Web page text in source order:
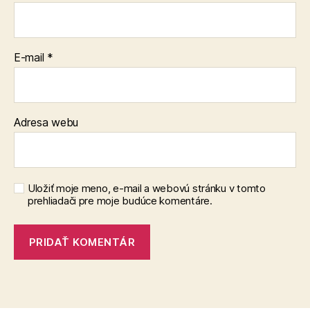
E-mail *
Adresa webu
Uložiť moje meno, e-mail a webovú stránku v tomto
prehliadači pre moje budúce komentáre.